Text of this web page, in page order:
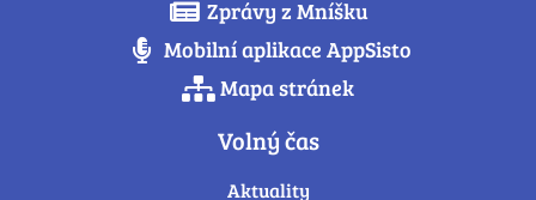
Zprávy z Mníšku
Mobilní aplikace AppSisto
Mapa stránek
Volný čas
Aktuality